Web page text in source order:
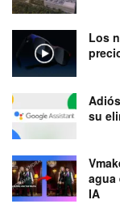
Los
su
agua
IA